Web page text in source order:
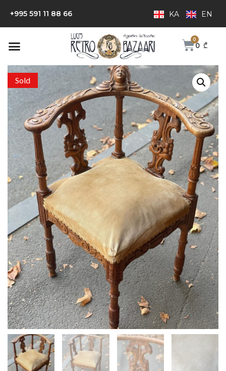
+995 591 11 88 66 KA EN
0 ₾
Sold